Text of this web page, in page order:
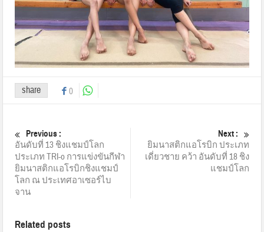
share 0
Previous :
อันดับที่ 13 ชิงแชมป์โลก
ประเภท TRI-o การแข่งขันกีฬา
ยิมนาสติกแอโรบิกชิงแชมป์
โลก ณ ประเทศอาเซอร์ไบ
จาน
Next :
ยิมนาสติกแอโรบิก ประเภท
เดี่ยวชาย คว้า อันดับที่ 18 ชิง
แชมป์โลก
Related posts